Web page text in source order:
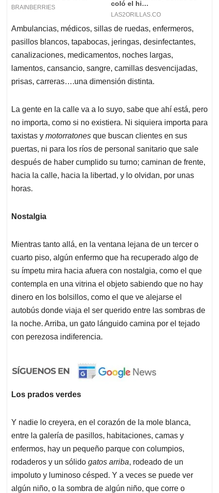
Ambulancias, médicos, sillas de ruedas, enfermeros,
pasillos blancos, tapabocas, jeringas, desinfectantes,
canalizaciones, medicamentos, noches largas,
lamentos, cansancio, sangre, camillas desvencijadas,
prisas, carreras….una dimensión distinta.
La gente en la calle va a lo suyo, sabe que ahí está, pero
no importa, como si no existiera. Ni siquiera importa para
taxistas y motorratones que buscan clientes en sus
puertas, ni para los ríos de personal sanitario que sale
después de haber cumplido su turno; caminan de frente,
hacia la calle, hacia la libertad, y lo olvidan, por unas
horas.
Nostalgia
Mientras tanto allá, en la ventana lejana de un tercer o
cuarto piso, algún enfermo que ha recuperado algo de
su ímpetu mira hacia afuera con nostalgia, como el que
contempla en una vitrina el objeto sabiendo que no hay
dinero en los bolsillos, como el que ve alejarse el
autobús donde viaja el ser querido entre las sombras de
la noche. Arriba, un gato lánguido camina por el tejado
con perezosa indiferencia.
Los prados verdes
Y nadie lo creyera, en el corazón de la mole blanca,
entre la galería de pasillos, habitaciones, camas y
enfermos, hay un pequeño parque con columpios,
rodaderos y un sólido gatos arriba, rodeado de un
impoluto y luminoso césped. Y a veces se puede ver
algún niño, o la sombra de algún niño, que corre o